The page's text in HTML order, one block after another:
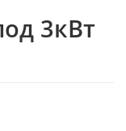
3кВт